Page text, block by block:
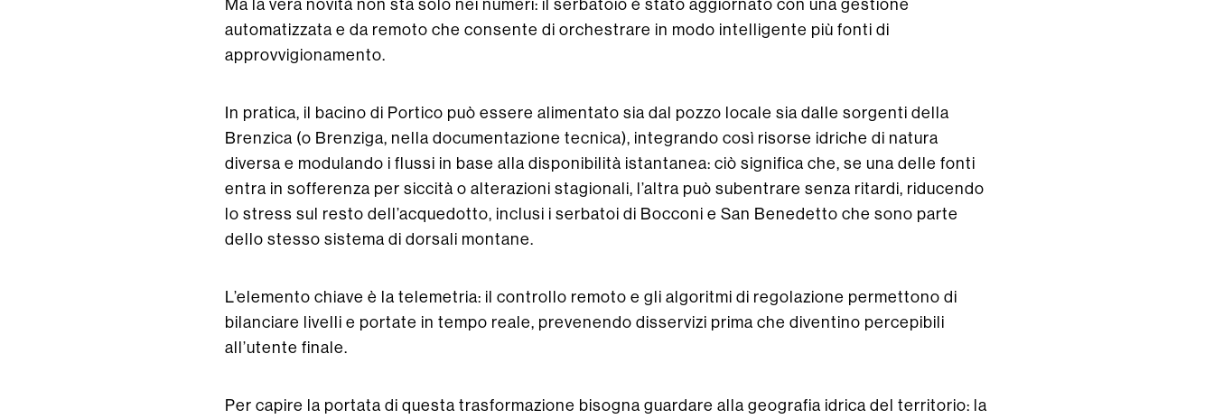
automatizzata e da remoto che consente di orchestrare in modo intelligente più fonti di
approvvigionamento.
In pratica, il bacino di Portico può essere alimentato sia dal pozzo locale sia dalle sorgenti della
Brenzica (o Brenziga, nella documentazione tecnica), integrando così risorse idriche di natura
diversa e modulando i flussi in base alla disponibilità istantanea: ciò significa che, se una delle fonti
entra in sofferenza per siccità o alterazioni stagionali, l’altra può subentrare senza ritardi, riducendo
lo stress sul resto dell’acquedotto, inclusi i serbatoi di Bocconi e San Benedetto che sono parte
dello stesso sistema di dorsali montane.
L’elemento chiave è la telemetria: il controllo remoto e gli algoritmi di regolazione permettono di
bilanciare livelli e portate in tempo reale, prevenendo disservizi prima che diventino percepibili
all’utente finale.
Per capire la portata di questa trasformazione bisogna guardare alla geografia idrica del territorio: la